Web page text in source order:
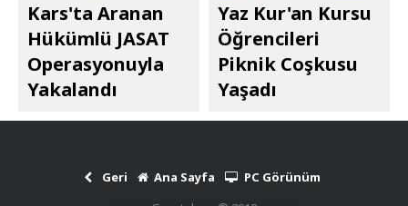
Kars'ta Aranan
Hükümlü JASAT
Operasyonuyla
Yakalandı
Yaz Kur'an Kursu
Öğrencileri
Piknik Coşkusu
Yaşadı
Geri Ana Sayfa
PC Görünüm